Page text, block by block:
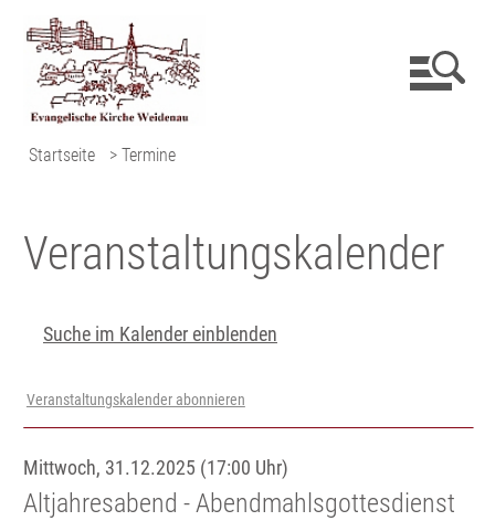
Startseite > Termine
Veranstaltungs­kalender
Suche im Kalender einblenden
Veranstaltungskalender abonnieren
Mittwoch, 31.12.2025 (17:00 Uhr)
Altjahresabend - Abendmahlsgottesdienst